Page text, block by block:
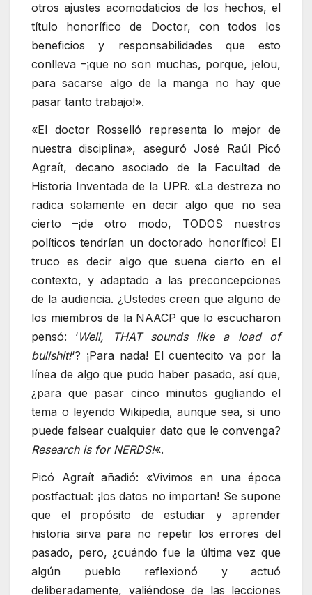
otros ajustes acomodaticios de los hechos, el
título honorífico de Doctor, con todos los
beneficios y responsabilidades que esto
conlleva –¡que no son muchas, porque, jelou,
para sacarse algo de la manga no hay que
pasar tanto trabajo!».
«El doctor Rosselló representa lo mejor de
nuestra disciplina», aseguró José Raúl Picó
Agraít, decano asociado de la Facultad de
Historia Inventada de la UPR. «La destreza no
radica solamente en decir algo que no sea
cierto –¡de otro modo, TODOS nuestros
políticos tendrían un doctorado honorífico! El
truco es decir algo que suena cierto en el
contexto, y adaptado a las preconcepciones
de la audiencia. ¿Ustedes creen que alguno de
los miembros de la NAACP que lo escucharon
pensó: ‘Well, THAT sounds like a load of
bullshit!‘? ¡Para nada! El cuentecito va por la
línea de algo que pudo haber pasado, así que,
¿para que pasar cinco minutos gugliando el
tema o leyendo Wikipedia, aunque sea, si uno
puede falsear cualquier dato que le convenga?
Research is for NERDS!«.
Picó Agraít añadió: «Vivimos en una época
postfactual: ¡los datos no importan! Se supone
que el propósito de estudiar y aprender
historia sirva para no repetir los errores del
pasado, pero, ¿cuándo fue la última vez que
algún pueblo reflexionó y actuó
deliberadamente, valiéndose de las lecciones